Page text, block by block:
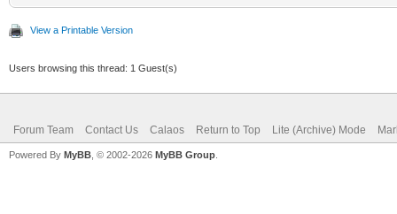
View a Printable Version
Users browsing this thread: 1 Guest(s)
Forum Team Contact Us Calaos Return to Top Lite (Archive) Mode
Powered By MyBB , © 2002-2026 MyBB Group